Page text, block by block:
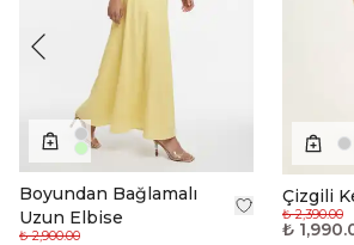
Boyundan Bağlamalı
Uzun Elbise
₺ 2,900.00
Çizgili
₺ 2,390.00
₺